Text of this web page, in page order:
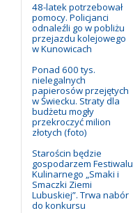
48-latek potrzebował
pomocy. Policjanci
odnaleźli go w pobliżu
przejazdu kolejowego
w Kunowicach
Ponad 600 tys.
nielegalnych
papierosów przejętych
w Świecku. Straty dla
budżetu mogły
przekroczyć milion
złotych (foto)
Starościn będzie
gospodarzem Festiwalu
Kulinarnego „Smaki i
Smaczki Ziemi
Lubuskiej”. Trwa nabór
do konkursu